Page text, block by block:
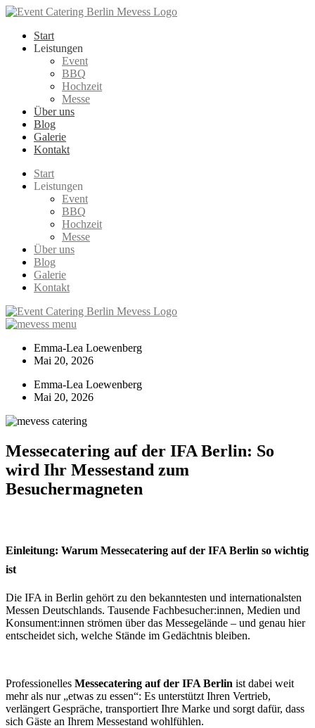
Zum
springenStart
Leistungen
Event
BBQ
Hochzeit
Messe
Über uns
Blog
Galerie
Kontakt
Start
Leistungen
Event
BBQ
Hochzeit
Messe
Über uns
Blog
Galerie
Kontakt
Emma-Lea Loewenberg
Mai 20, 2026
Emma-Lea Loewenberg
Mai 20, 2026
Messecatering auf der IFA Berlin: So
wird Ihr Messestand zum
Besuchermagneten
Einleitung: Warum Messecatering auf der IFA Berlin so wichtig
ist
Die IFA in Berlin gehört zu den bekanntesten und internationalsten
Messen Deutschlands. Tausende Fachbesucher:innen, Medien und
Konsument:innen strömen über das Messegelände – und genau hier
entscheidet sich, welche Stände im Gedächtnis bleiben.
Professionelles Messecatering auf der IFA Berlin ist dabei weit
mehr als nur „etwas zu essen“: Es unterstützt Ihren Vertrieb,
verlängert Gespräche, transportiert Ihre Marke und sorgt dafür, dass
sich Gäste an Ihrem Messestand wohlfühlen.